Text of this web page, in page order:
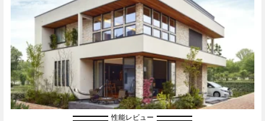
性能レビュー